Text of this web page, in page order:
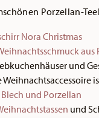
Porzellan-
Nora Christmas
aus
und
Weihnachtsaccessoire
und Porzellan
und